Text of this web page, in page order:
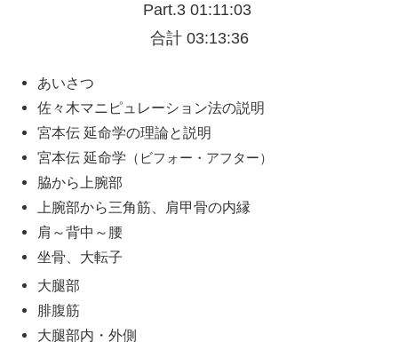
Part.3 01:11:03
合計 03:13:36
あいさつ
佐々木マニピュレーション法の説明
宮本伝 延命学の理論と説明
宮本伝 延命学 （ビフォー・アフター）
脇から上腕部
上腕部から三角筋、肩甲骨の内縁
肩～背中～腰
坐骨、大転子
大腿部
腓腹筋
大腿部内・外側